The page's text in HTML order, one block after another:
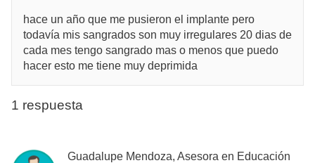
hace un año que me pusieron el implante pero
todavía mis sangrados son muy irregulares 20 dias de
cada mes tengo sangrado mas o menos que puedo
hacer esto me tiene muy deprimida
1 respuesta
Guadalupe Mendoza, Asesora en Educación